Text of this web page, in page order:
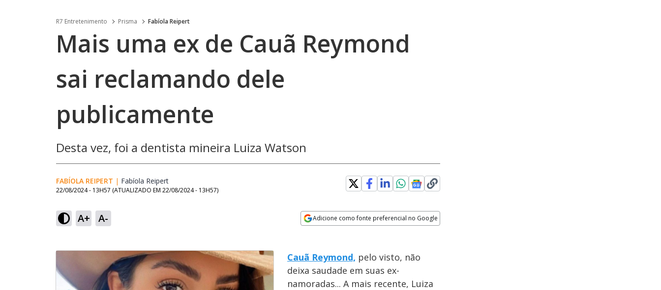
R7 Entretenimento Prisma Fabíola Reipert
Mais uma ex de Cauã Reymond
sai reclamando dele
publicamente
Desta vez, foi a dentista mineira Luiza Watson
FABÍOLA REIPERT | Fabíola Reipert
22/08/2024 - 13H57 (ATUALIZADO EM 22/08/2024 - 13H57)
A+ A- Adicione como fonte preferencial no Google
Cauã Reymond, pelo visto, não
deixa saudade em suas ex-
namoradas... A mais recente, Luiza